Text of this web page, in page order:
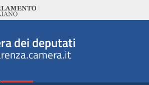
dei deputati